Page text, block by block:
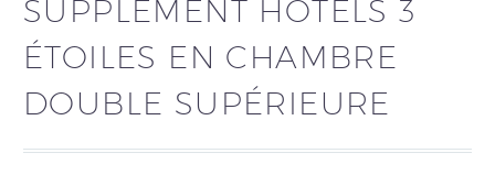
SUPPLÉMENT HÔTELS 3
ÉTOILES EN CHAMBRE
DOUBLE SUPÉRIEURE